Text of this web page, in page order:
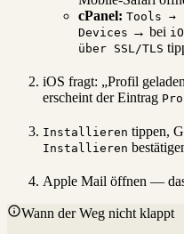
cPanel: Tools →
Devices → bei
über SSL/TLS
iOS fragt: „Profil
erscheint der Eintrag
Installieren tippen,
Installieren
Apple Mail öffnen —
Wann der Weg nicht klappt